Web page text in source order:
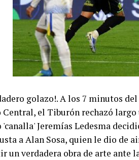
golazo!. A los 7 minutos
Central, el Tiburón rechazó
'canalla' Jeremías Ledesma
a Alan Sosa, quien le dio de
un verdadera obra de arte ante